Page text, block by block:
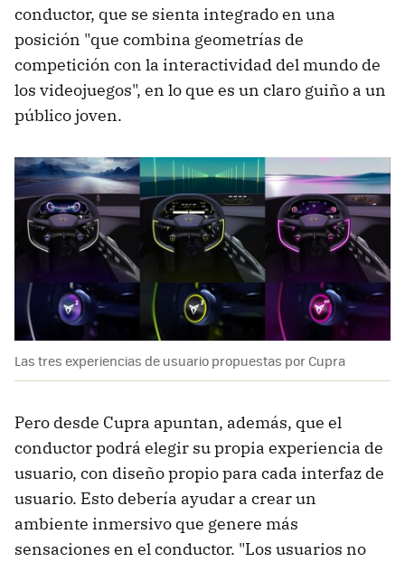
conductor, que se sienta integrado en una
posición "que combina geometrías de
competición con la interactividad del mundo de
los videojuegos", en lo que es un claro guiño a un
público joven.
Las tres experiencias de usuario propuestas por Cupra
Pero desde Cupra apuntan, además, que el
conductor podrá elegir su propia experiencia de
usuario, con diseño propio para cada interfaz de
usuario. Esto debería ayudar a crear un
ambiente inmersivo que genere más
sensaciones en el conductor. "Los usuarios no